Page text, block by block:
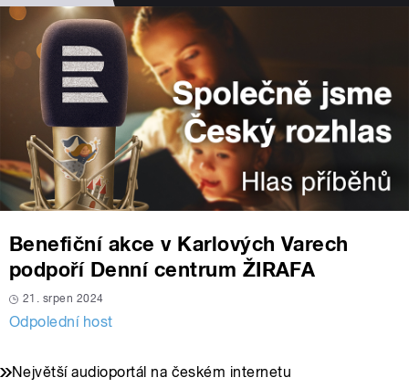
Benefiční akce v Karlových Varech
podpoří Denní centrum ŽIRAFA
21. srpen 2024
Odpolední host
Největší audioportál na českém internetu